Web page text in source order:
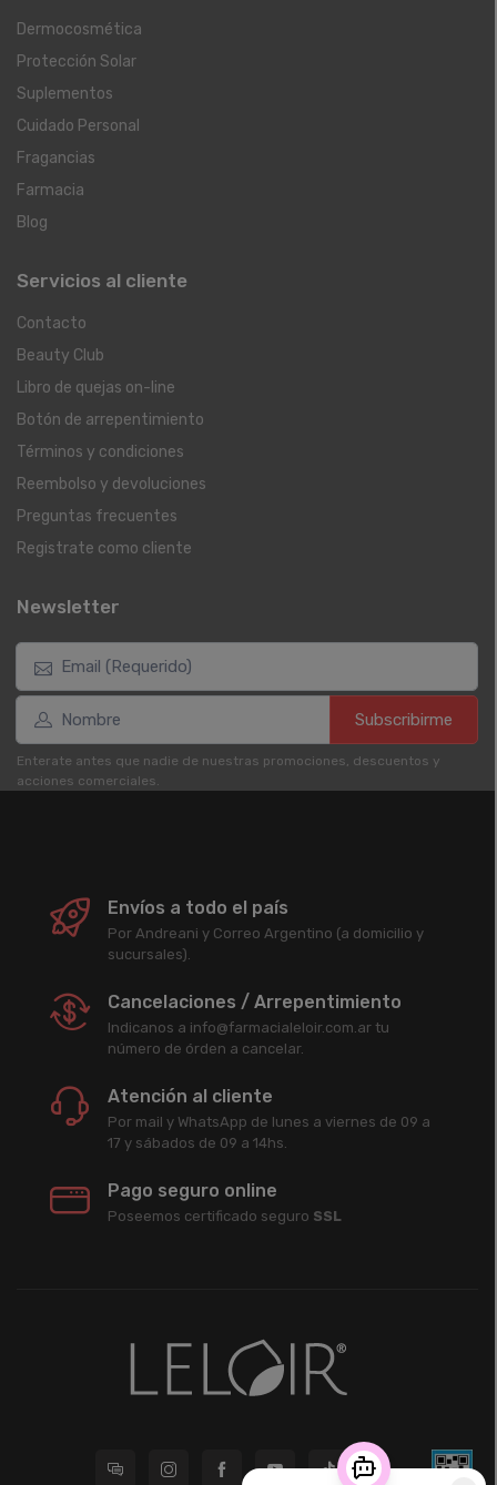
Dermocosmética
Protección Solar
Suplementos
Cuidado Personal
Fragancias
Farmacia
Blog
Servicios al cliente
Contacto
Beauty Club
Libro de quejas on-line
Botón de arrepentimiento
Términos y condiciones
Reembolso y devoluciones
Preguntas frecuentes
Registrate como cliente
Newsletter
Subscribirme
Enterate antes que nadie de nuestras promociones, descuentos y
acciones comerciales.
Envíos a todo el país
Por Andreani y Correo Argentino (a domicilio y
sucursales).
Cancelaciones / Arrepentimiento
Indicanos a info@farmacialeloir.com.ar tu
número de órden a cancelar.
Atención al cliente
Por mail y WhatsApp de lunes a viernes de 09 a
17 y sábados de 09 a 14hs.
Pago seguro online
Poseemos certificado seguro SSL